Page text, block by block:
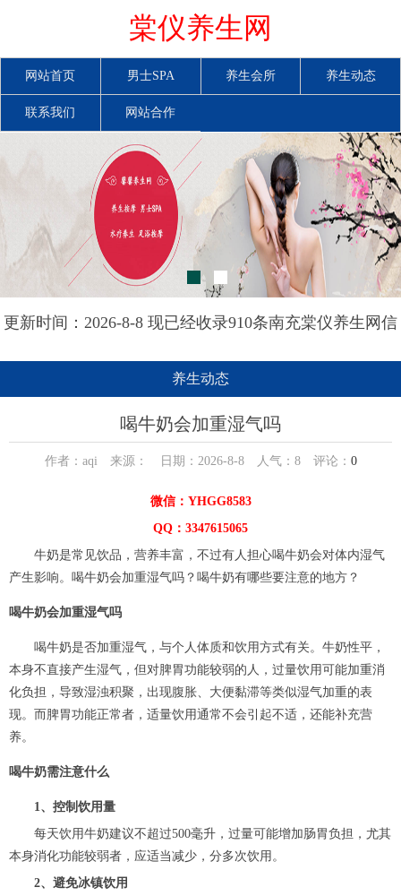
棠仪养生网
网站首页 男士SPA 养生会所 养生动态
联系我们 网站合作
更新时间：2026-8-8 现已经收录910条南充棠仪养生网信
养生动态
喝牛奶会加重湿气吗
作者：aqi 来源： 日期：2026-8-8 人气： 8评论： 0
微信：YHGG8583
QQ：3347615065
牛奶是常见饮品，营养丰富，不过有人担心喝牛奶会对体内湿气
产生影响。喝牛奶会加重湿气吗？喝牛奶有哪些要注意的地方？
喝牛奶会加重湿气吗
喝牛奶是否加重湿气，与个人体质和饮用方式有关。牛奶性平，
本身不直接产生湿气，但对脾胃功能较弱的人，过量饮用可能加重消
化负担，导致湿浊积聚，出现腹胀、大便黏滞等类似湿气加重的表
现。而脾胃功能正常者，适量饮用通常不会引起不适，还能补充营
养。
喝牛奶需注意什么
1、控制饮用量
每天饮用牛奶建议不超过500毫升，过量可能增加肠胃负担，尤其
本身消化功能较弱者，应适当减少，分多次饮用。
2、避免冰镇饮用